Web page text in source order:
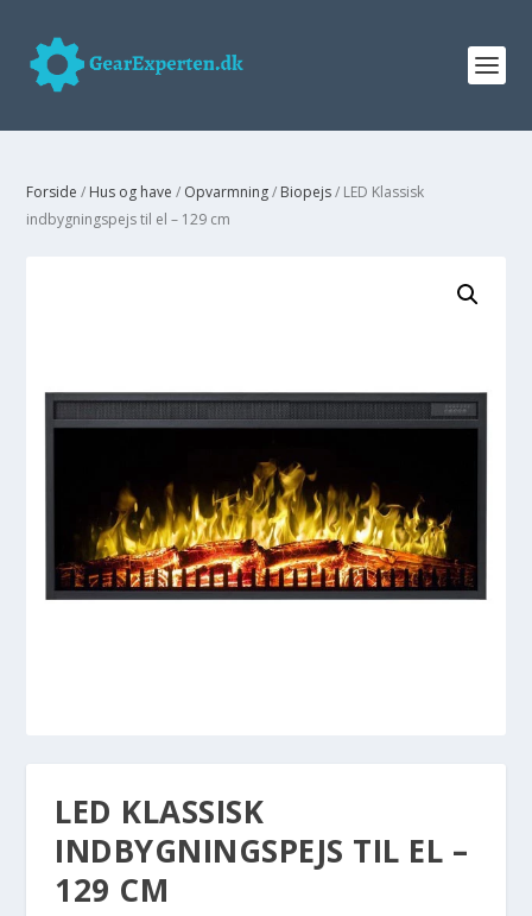
Forside / Hus og have / Opvarmning/ Biopejs/ LED Klassisk
indbygningspejs til el – 129 cm
LED KLASSISK
INDBYGNINGSPEJS TIL EL –
129 CM